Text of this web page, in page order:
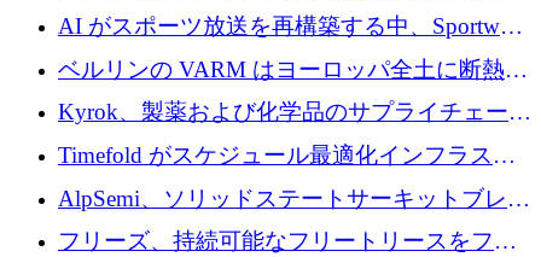
素の世界的な不足に対処するために2,300万ポ
ンドを調達
AI がスポーツ放送を再構築する中、Sportway
が 2,000 万ユーロを調達
ベルリンの VARM はヨーロッパ全土に断熱材
を拡張するために 1,750 万ユーロを投資
Kyrok、製薬および化学品のサプライチェーン
に AI を導入するために 310 万ユーロを確保
Timefold がスケジュール最適化インフラスト
ラクチャを拡張するためにシリーズ A で
1,300 万ドルを調達
AlpSemi、ソリッドステートサーキットブレー
カー技術の進歩のために1,700万ユーロを調達
フリーズ、持続可能なフリートリースをフラ